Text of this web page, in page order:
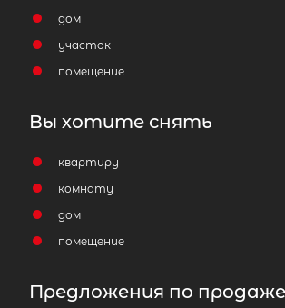
дом
участок
помещение
Вы хотите снять
квартиру
комнату
дом
помещение
Предложения по продаже